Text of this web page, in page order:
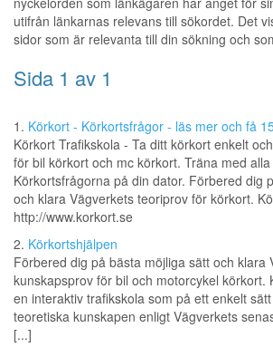
utifrån länkarnas relevans till sökordet. Det
sidor som är relevanta till din sökning och
Sida 1 av 1
1. Körkort - Körkortsfrågor - läs mer och få
Körkort Trafikskola - Ta ditt körkort enkelt
för bil körkort och mc körkort. Träna med
Körkortsfrågorna på din dator. Förbered dig
och klara Vägverkets teoriprov för körkort.
http://www.korkort.se
2. Körkortshjälpen
Förbered dig på bästa möjliga sätt och klara
kunskapsprov för bil och motorcykel körkort.
en interaktiv trafikskola som på ett enkelt
teoretiska kunskapen enligt Vägverkets
[...]